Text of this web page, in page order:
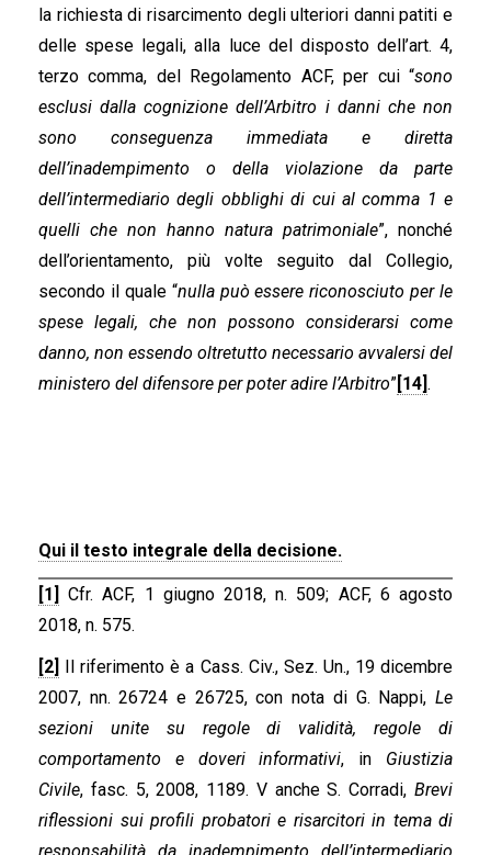
la richiesta di risarcimento degli ulteriori danni patiti e
delle spese legali, alla luce del disposto dell’art. 4,
terzo comma, del Regolamento ACF, per cui “sono
esclusi dalla cognizione dell’Arbitro i danni che non
sono conseguenza immediata e diretta
dell’inadempimento o della violazione da parte
dell’intermediario degli obblighi di cui al comma 1 e
quelli che non hanno natura patrimoniale”, nonché
dell’orientamento, più volte seguito dal Collegio,
secondo il quale “nulla può essere riconosciuto per le
spese legali, che non possono considerarsi come
danno, non essendo oltretutto necessario avvalersi del
ministero del difensore per poter adire l’Arbitro”[14].
Qui il testo integrale della decisione.
[1] Cfr. ACF, 1 giugno 2018, n. 509; ACF, 6 agosto
2018, n. 575.
[2] Il riferimento è a Cass. Civ., Sez. Un., 19 dicembre
2007, nn. 26724 e 26725, con nota di G. Nappi, Le
sezioni unite su regole di validità, regole di
comportamento e doveri informativi, in Giustizia
Civile, fasc. 5, 2008, 1189. V anche S. Corradi, Brevi
riflessioni sui profili probatori e risarcitori in tema di